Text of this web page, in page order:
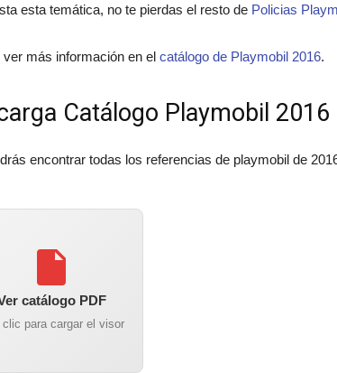
esta temática, no te pierdas el resto de Policias
ver más información en el catálogo de Playmobil 2016.
Catálogo Playmobil 2016
encontrar todas los referencias de playmobil de
catálogo PDF
clic para cargar el visor